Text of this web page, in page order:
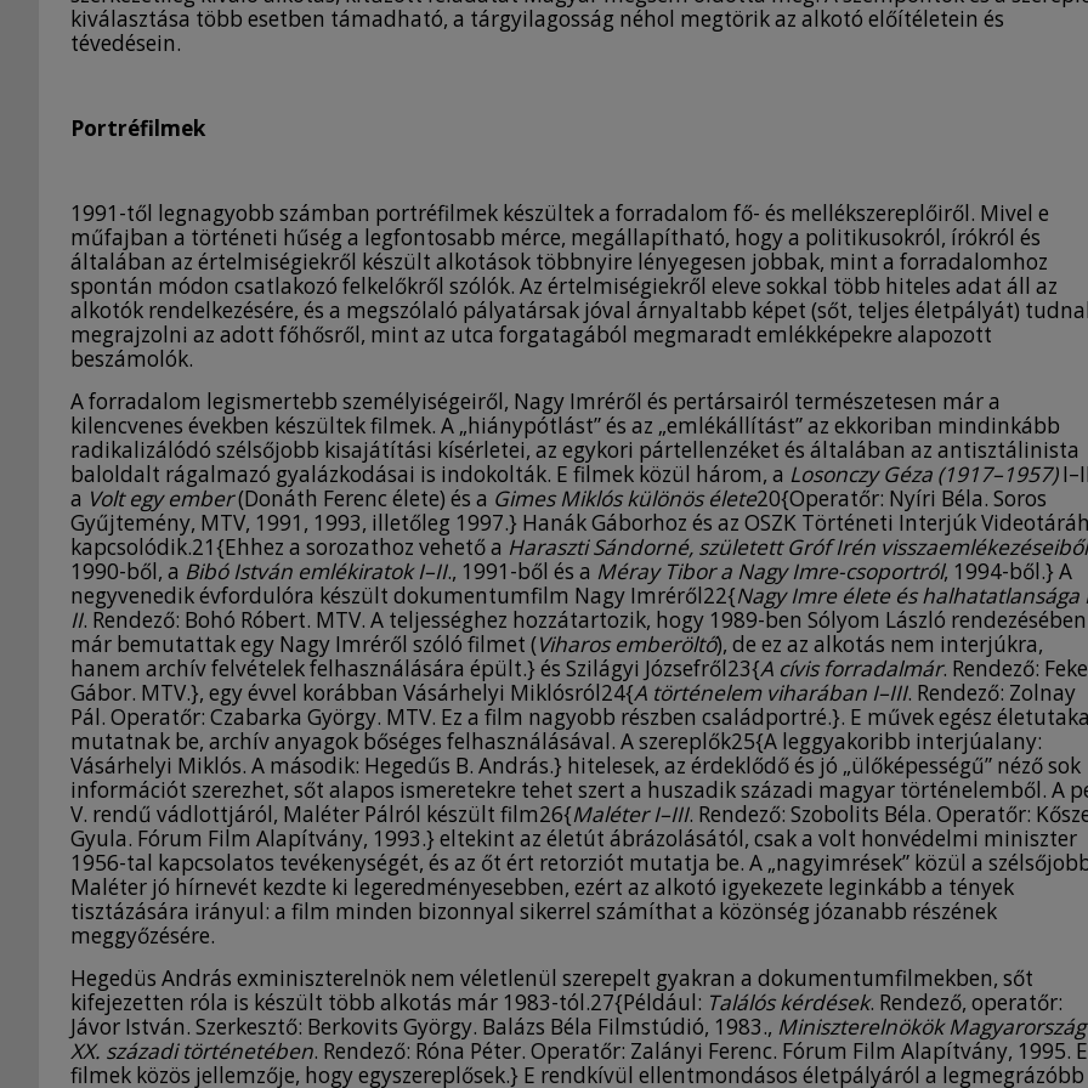
kiválasztása több esetben támadható, a tárgyilagosság néhol megtörik az alkotó előítéletein és
tévedésein.
Portréfilmek
1991-től legnagyobb számban portréfilmek készültek a forradalom fő- és mellékszereplőiről. Mivel e
műfajban a történeti hűség a legfontosabb mérce, megállapítható, hogy a politikusokról, írókról és
általában az értelmiségiekről készült alkotások többnyire lényegesen jobbak, mint a forradalomhoz
spontán módon csatlakozó felkelőkről szólók. Az értelmiségiekről eleve sokkal több hiteles adat áll az
alkotók rendelkezésére, és a megszólaló pályatársak jóval árnyaltabb képet (sőt, teljes életpályát)
megrajzolni az adott főhősről, mint az utca forgatagából megmaradt emlékképekre alapozott
beszámolók.
A forradalom legismertebb személyiségeiről, Nagy Imréről és pertársairól természetesen már a
kilencvenes években készültek filmek. A „hiánypótlást” és az „emlékállítást” az ekkoriban mindinkább
radikalizálódó szélsőjobb kisajátítási kísérletei, az egykori pártellenzéket és általában az antisztálinista
baloldalt rágalmazó gyalázkodásai is indokolták. E filmek közül három, a Losonczy Géza (1917–1957)
a Volt egy ember(Donáth Ferenc élete) és a Gimes Miklós különös élete20{Operatőr: Nyíri Béla. Soros
Gyűjtemény, MTV, 1991, 1993, illetőleg 1997.} Hanák Gáborhoz és az OSZK Történeti Interjúk
kapcsolódik.21{Ehhez a sorozathoz vehető a Haraszti Sándorné, született Gróf Irén visszaemlékezéseiből
1990-ből, a Bibó István emlékiratok I–II., 1991-ből és a Méray Tibor a Nagy Imre-csoportról, 1994-ből.} A
negyvenedik évfordulóra készült dokumentumfilm Nagy Imréről22{Nagy Imre élete és halhatatlansága
II. Rendező: Bohó Róbert. MTV. A teljességhez hozzátartozik, hogy 1989-ben Sólyom László rendezésében
már bemutattak egy Nagy Imréről szóló filmet (Viharos emberöltő), de ez az alkotás nem interjúkra,
hanem archív felvételek felhasználására épült.} és Szilágyi Józsefről23{A cívis forradalmár. Rendező:
Gábor. MTV.}, egy évvel korábban Vásárhelyi Miklósról24{A történelem viharában I–III. Rendező: Zolnay
Pál. Operatőr: Czabarka György. MTV. Ez a film nagyobb részben családportré.}. E művek egész
mutatnak be, archív anyagok bőséges felhasználásával. A szereplők25{A leggyakoribb interjúalany:
Vásárhelyi Miklós. A második: Hegedűs B. András.} hitelesek, az érdeklődő és jó „ülőképességű” néző sok
információt szerezhet, sőt alapos ismeretekre tehet szert a huszadik századi magyar történelemből. A
V. rendű vádlottjáról, Maléter Pálról készült film26{Maléter I–III. Rendező: Szobolits Béla. Operatőr:
Gyula. Fórum Film Alapítvány, 1993.} eltekint az életút ábrázolásától, csak a volt honvédelmi miniszter
1956-tal kapcsolatos tevékenységét, és az őt ért retorziót mutatja be. A „nagyimrések” közül a
Maléter jó hírnevét kezdte ki legeredményesebben, ezért az alkotó igyekezete leginkább a tények
tisztázására irányul: a film minden bizonnyal sikerrel számíthat a közönség józanabb részének
meggyőzésére.
Hegedüs András exminiszterelnök nem véletlenül szerepelt gyakran a dokumentumfilmekben, sőt
kifejezetten róla is készült több alkotás már 1983-tól.27{Például: Találós kérdések. Rendező, operatőr:
Jávor István. Szerkesztő: Berkovits György. Balázs Béla Filmstúdió, 1983., Miniszterelnökök Magyarország
XX. századi történetében. Rendező: Róna Péter. Operatőr: Zalányi Ferenc. Fórum Film Alapítvány, 1995. E
filmek közös jellemzője, hogy egyszereplősek.} E rendkívül ellentmondásos életpályáról a legmegrázóbb